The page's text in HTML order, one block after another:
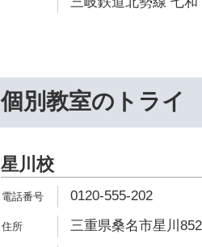
個別教室のトライ
星川校
0120-555-202
三重県桑名市星川